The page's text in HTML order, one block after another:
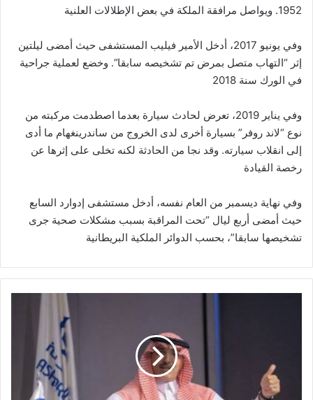
1952. ويواصل مرافقة الملكة في بعض الإطلالات العلنية
وفي يونيو 2017، أدخل الأمير فيليب المستشفى حيث أمضى ليلتين
إثر “التهاب متصل بمرض تم تشخيصه سابقا”. وخضع لعملية جراحية
في الورك سنة 2018
وفي يناير 2019، تعرض لحادث سيارة بعدما اصطدمت مركبته من
نوع “لاند روفر” بسيارة أخرى لدى الخروج من ساندرينغهام ما أدى
إلى انقلاب سيارته. وقد نجا من الحادثة لكنه تخلى على إثرها عن
رخصة القيادة
وفي نهاية ديسمبر من العام نفسه، أدخل مستشفى إدوارد السابع
حيث أمضى أربع ليال “تحت المراقبة بسبب مشكلات صحية جرى
تشخيصها سابقا”، بحسب الدوائر الملكية البريطانية
المركزي
يشاركان